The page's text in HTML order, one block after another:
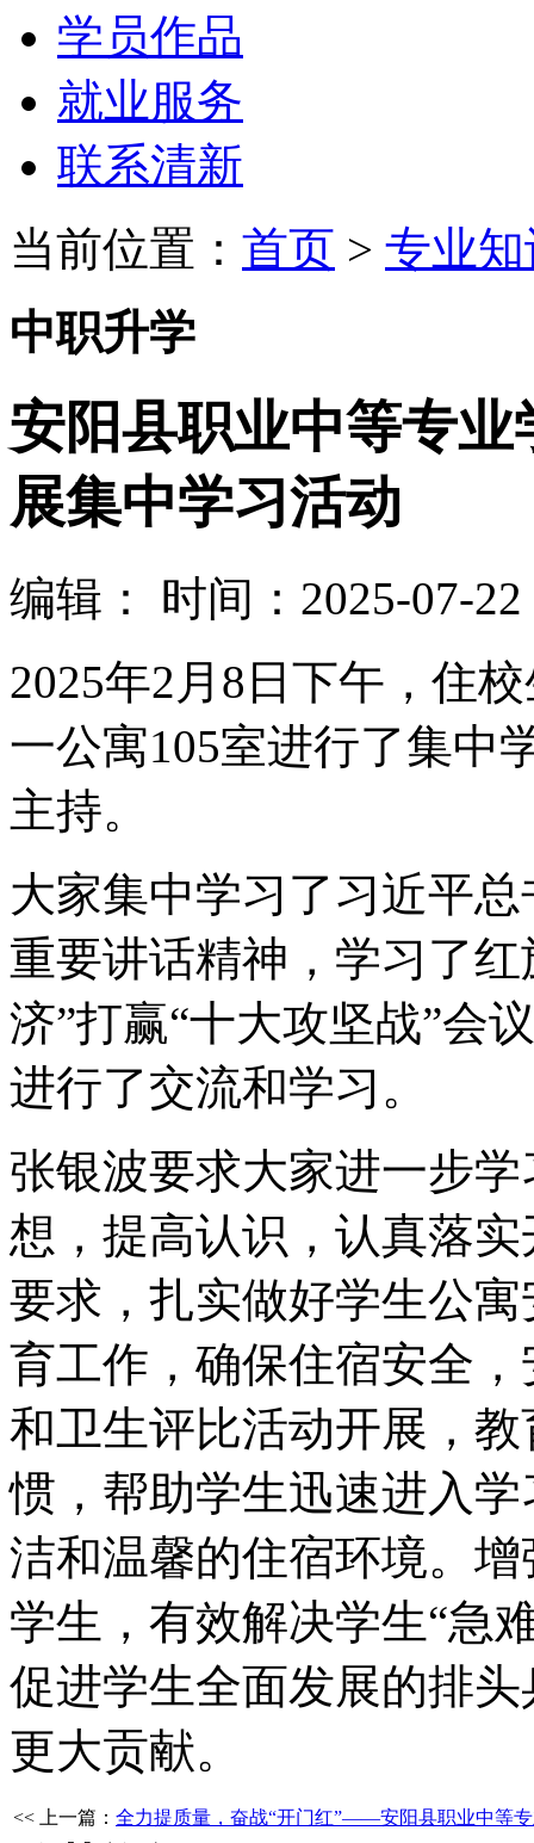
学员作品
就业服务
联系清新
当前位置： 首页 > 专业
中职升学
安阳县职业中等专
展集中学习活动
编辑：
时间：2025-07-22
2025年2月8日下午，住
一公寓105室进行了集中
主持。
大家集中学习了习近平
重要讲话精神，学习了
济”打赢“十大攻坚战”会
进行了交流和学习。
张银波要求大家进一步
想，提高认识，认真落
要求，扎实做好学生公
育工作，确保住宿安全
和卫生评比活动开展，
惯，帮助学生迅速进入
洁和温馨的住宿环境。
学生，有效解决学生“急
促进学生全面发展的排
更大贡献。
<< 上一篇： 全力提质量，奋战“开门红”——安阳县职业中等